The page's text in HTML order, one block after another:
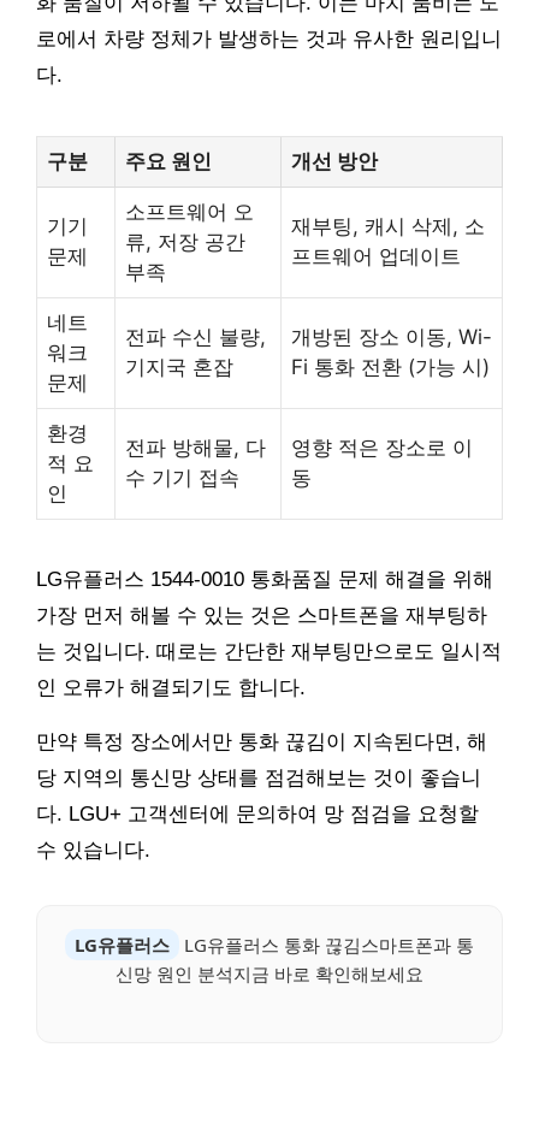
로에서 차량 정체가 발생하는 것과 유사한 원리입니
다.
구분 주요 원인 개선 방안
기기
문제
소프트웨어 오
류, 저장 공간
부족
재부팅, 캐시 삭제, 소
프트웨어 업데이트
네트
워크
문제
전파 수신 불량,
기지국 혼잡
개방된 장소 이동, Wi-
Fi 통화 전환 (가능 시)
환경
적 요
인
전파 방해물, 다
수 기기 접속
영향 적은 장소로 이
동
LG유플러스 1544-0010 통화품질 문제 해결을 위해
가장 먼저 해볼 수 있는 것은 스마트폰을 재부팅하
는 것입니다. 때로는 간단한 재부팅만으로도 일시적
인 오류가 해결되기도 합니다.
만약 특정 장소에서만 통화 끊김이 지속된다면, 해
당 지역의 통신망 상태를 점검해보는 것이 좋습니
다. LGU+ 고객센터에 문의하여 망 점검을 요청할
수 있습니다.
LG유플러스
LG유플러스 통화 끊김스마트폰과 통
신망 원인 분석지금 바로 확인해보세요